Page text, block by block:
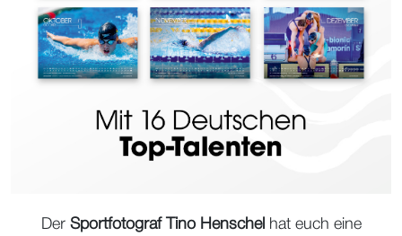
Der Sportfotograf Tino Henschel hat euch eine